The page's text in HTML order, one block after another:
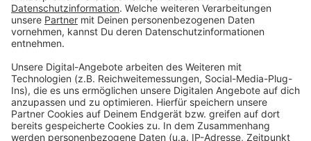
Offene Gartenpforte in Düsseldorf
Tipps zur Gartenpflege im Frühjahr
Klimafreundlicher Alltag in Düsseldorf
Anzeige